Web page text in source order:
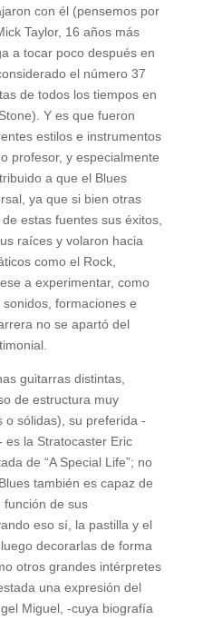
con él (pensemos por
Taylor, 16 años más
a tocar poco después en
el número 37
de todos los tiempos en
Y es que fueron
estilos e instrumentos
profesor, y especialmente
a que el Blues
ya que si bien otras
estas fuentes sus éxitos,
raíces y volaron hacia
como el Rock,
a experimentar, como
formaciones e
no se apartó del
guitarras distintas,
de estructura muy
o sólidas), su preferida -
es la Stratocaster Eric
de “A Special Life”; no
también es capaz de
función de sus
eso sí, la pastilla y el
decorarlas de forma
otros grandes intérpretes
una expresión del
Miguel, -cuya biografía